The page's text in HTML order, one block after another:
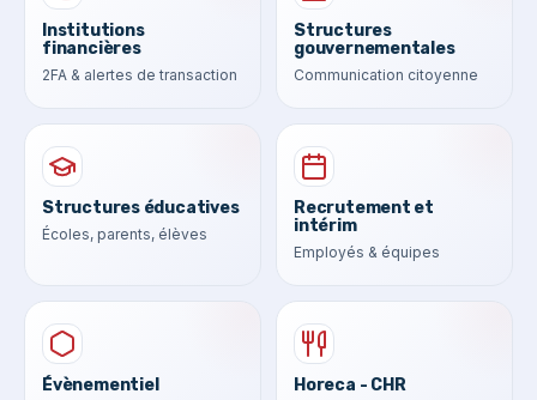
Institutions
financières
2FA & alertes de transaction
Structures
gouvernementales
Communication citoyenne
Structures éducatives
Écoles, parents, élèves
Recrutement et
intérim
Employés & équipes
Évènementiel Horeca - CHR